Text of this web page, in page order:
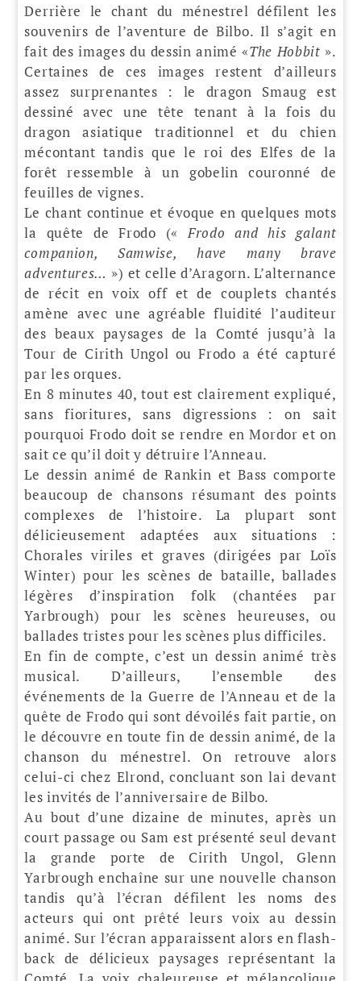
Derrière le chant du ménestrel défilent les
souvenirs de l’aventure de Bilbo. Il s’agit en
fait des images du dessin animé «The Hobbit ».
Certaines de ces images restent d’ailleurs
assez surprenantes : le dragon Smaug est
dessiné avec une tête tenant à la fois du
dragon asiatique traditionnel et du chien
mécontant tandis que le roi des Elfes de la
forêt ressemble à un gobelin couronné de
feuilles de vignes.
Le chant continue et évoque en quelques mots
la quête de Frodo («Frodo and his galant
companion, Samwise, have many brave
adventures… ») et celle d’Aragorn. L’alternance
de récit en voix off et de couplets chantés
amène avec une agréable fluidité l’auditeur
des beaux paysages de la Comté jusqu’à la
Tour de Cirith Ungol ou Frodo a été capturé
par les orques.
En 8 minutes 40, tout est clairement expliqué,
sans fioritures, sans digressions : on sait
pourquoi Frodo doit se rendre en Mordor et on
sait ce qu’il doit y détruire l’Anneau.
Le dessin animé de Rankin et Bass comporte
beaucoup de chansons résumant des points
complexes de l’histoire. La plupart sont
délicieusement adaptées aux situations :
Chorales viriles et graves (dirigées par Loïs
Winter) pour les scènes de bataille, ballades
légères d’inspiration folk (chantées par
Yarbrough) pour les scènes heureuses, ou
ballades tristes pour les scènes plus difficiles.
En fin de compte, c’est un dessin animé très
musical. D’ailleurs, l’ensemble des
événements de la Guerre de l’Anneau et de la
quête de Frodo qui sont dévoilés fait partie, on
le découvre en toute fin de dessin animé, de la
chanson du ménestrel. On retrouve alors
celui-ci chez Elrond, concluant son lai devant
les invités de l’anniversaire de Bilbo.
Au bout d’une dizaine de minutes, après un
court passage ou Sam est présenté seul devant
la grande porte de Cirith Ungol, Glenn
Yarbrough enchaîne sur une nouvelle chanson
tandis qu’à l’écran défilent les noms des
acteurs qui ont prêté leurs voix au dessin
animé. Sur l’écran apparaissent alors en flash-
back de délicieux paysages représentant la